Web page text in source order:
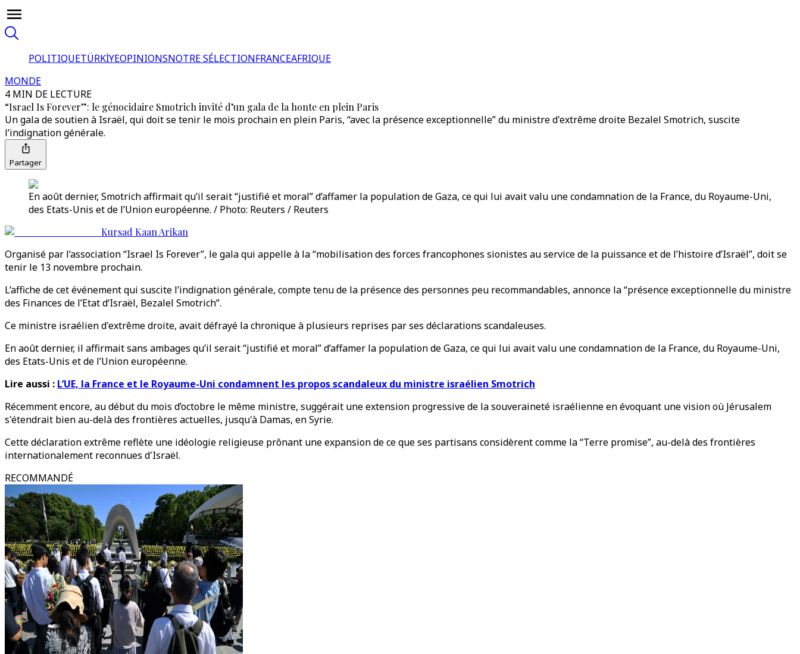
POLITIQUETÜRKİYEOPINIONSNOTRE SÉLECTIONFRANCEAFRIQUE
MONDE
4 MIN DE LECTURE
“Israel Is Forever”: le génocidaire Smotrich invité d’un gala de la honte en plein Paris
Un gala de soutien à Israël, qui doit se tenir le mois prochain en plein Paris, “avec la présence exceptionnelle” du ministre d'extrême droite Bezalel Smotrich, suscite
l’indignation générale.
Partager
En août dernier, Smotrich affirmait qu’il serait “justifié et moral” d’affamer la population de Gaza, ce qui lui avait valu une condamnation de la France, du Royaume-Uni,
des Etats-Unis et de l’Union européenne. / Photo: Reuters / Reuters
Kursad Kaan Arikan
Organisé par l’association “Israel Is Forever”, le gala qui appelle à la “mobilisation des forces francophones sionistes au service de la puissance et de l’histoire d’Israël”, doit se
tenir le 13 novembre prochain.
L’affiche de cet événement qui suscite l’indignation générale, compte tenu de la présence des personnes peu recommandables, annonce la “présence exceptionnelle du ministre
des Finances de l’Etat d‘Israël, Bezalel Smotrich”.
Ce ministre israélien d'extrême droite, avait défrayé la chronique à plusieurs reprises par ses déclarations scandaleuses.
En août dernier, il affirmait sans ambages qu’il serait “justifié et moral” d’affamer la population de Gaza, ce qui lui avait valu une condamnation de la France, du Royaume-Uni,
des Etats-Unis et de l’Union européenne.
Lire aussi : L’UE, la France et le Royaume-Uni condamnent les propos scandaleux du ministre israélien Smotrich
Récemment encore, au début du mois d’octobre le même ministre, suggérait une extension progressive de la souveraineté israélienne en évoquant une vision où Jérusalem
s'étendrait bien au-delà des frontières actuelles, jusqu'à Damas, en Syrie.
Cette déclaration extrême reflète une idéologie religieuse prônant une expansion de ce que ses partisans considèrent comme la “Terre promise”, au-delà des frontières
internationalement reconnues d'Israël.
RECOMMANDÉ